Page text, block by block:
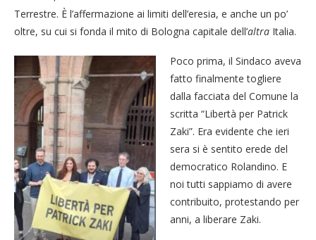
Terrestre. È l’affermazione ai limiti dell’eresia, e anche un po’
oltre, su cui si fonda il mito di Bologna capitale dell’altra Italia.
Poco prima, il Sindaco aveva
fatto finalmente togliere
dalla facciata del Comune la
scritta “Libertà per Patrick
Zaki”. Era evidente che ieri
sera si è sentito erede del
democratico Rolandino. E
noi tutti sappiamo di avere
contribuito, protestando per
anni, a liberare Zaki.